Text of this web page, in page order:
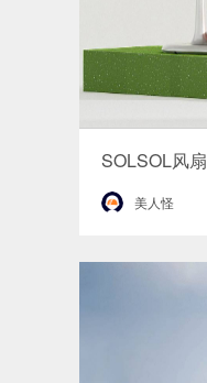
SOLSOL风扇
美人怪